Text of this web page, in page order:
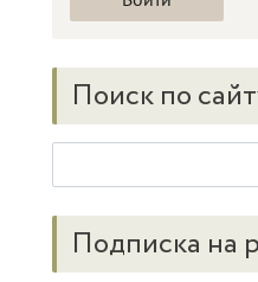
Поиск по
Подписка на